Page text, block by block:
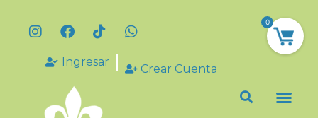
Ingresar
Crear Cuenta
0